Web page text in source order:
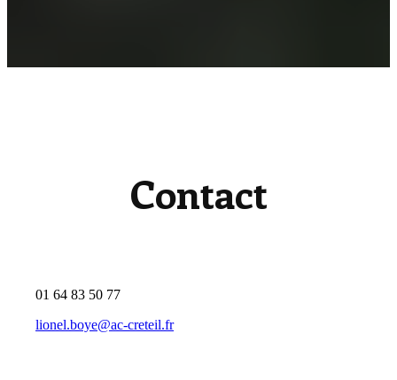
Contact
01 64 83 50 77
lionel.boye@ac-creteil.fr